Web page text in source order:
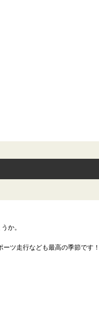
か。
ツ走行なども最高の季節です！